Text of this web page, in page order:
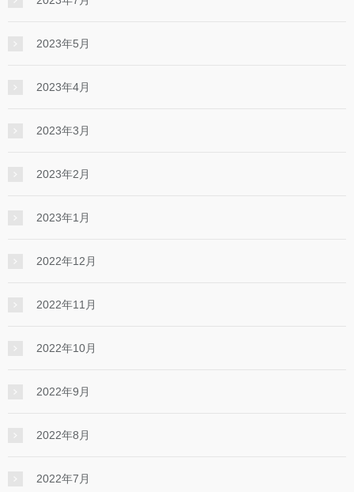
2023年5月
2023年4月
2023年3月
2023年2月
2023年1月
2022年12月
2022年11月
2022年10月
2022年9月
2022年8月
2022年7月